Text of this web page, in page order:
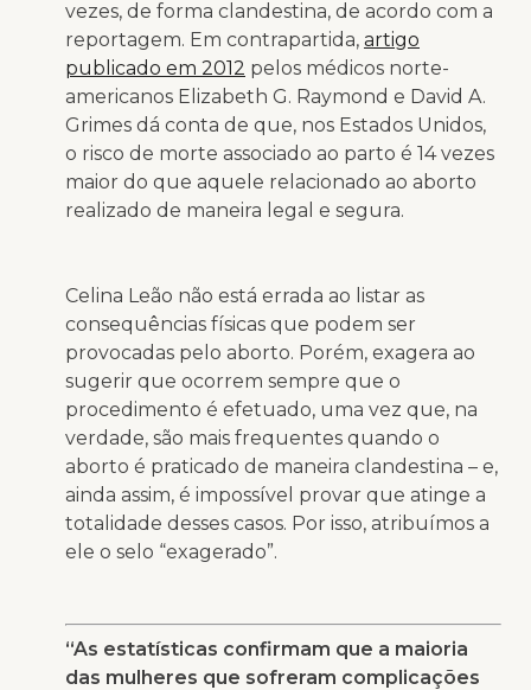
vezes, de forma clandestina, de acordo com a
reportagem. Em contrapartida, artigo
publicado em 2012 pelos médicos norte-
americanos Elizabeth G. Raymond e David A.
Grimes dá conta de que, nos Estados Unidos,
o risco de morte associado ao parto é 14 vezes
maior do que aquele relacionado ao aborto
realizado de maneira legal e segura.
Celina Leão não está errada ao listar as
consequências físicas que podem ser
provocadas pelo aborto. Porém, exagera ao
sugerir que ocorrem sempre que o
procedimento é efetuado, uma vez que, na
verdade, são mais frequentes quando o
aborto é praticado de maneira clandestina – e,
ainda assim, é impossível provar que atinge a
totalidade desses casos. Por isso, atribuímos a
ele o selo “exagerado”.
“As estatísticas confirmam que a maioria
das mulheres que sofreram complicações